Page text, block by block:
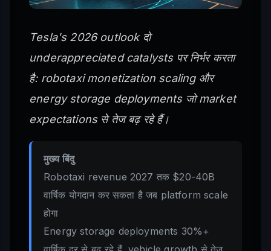
Tesla's 2026 outlook दो
underappreciated catalysts पर निर्भर करता
है: robotaxi monetization scaling और
energy storage deployments जो market
expectations से तेज बढ़ रहे हैं।
मुख्य बिंदु
Robotaxi revenue 2027 तक $20-40B
वार्षिक योगदान कर सकता है जब platform scale
होगा
Energy storage deployments 30%+